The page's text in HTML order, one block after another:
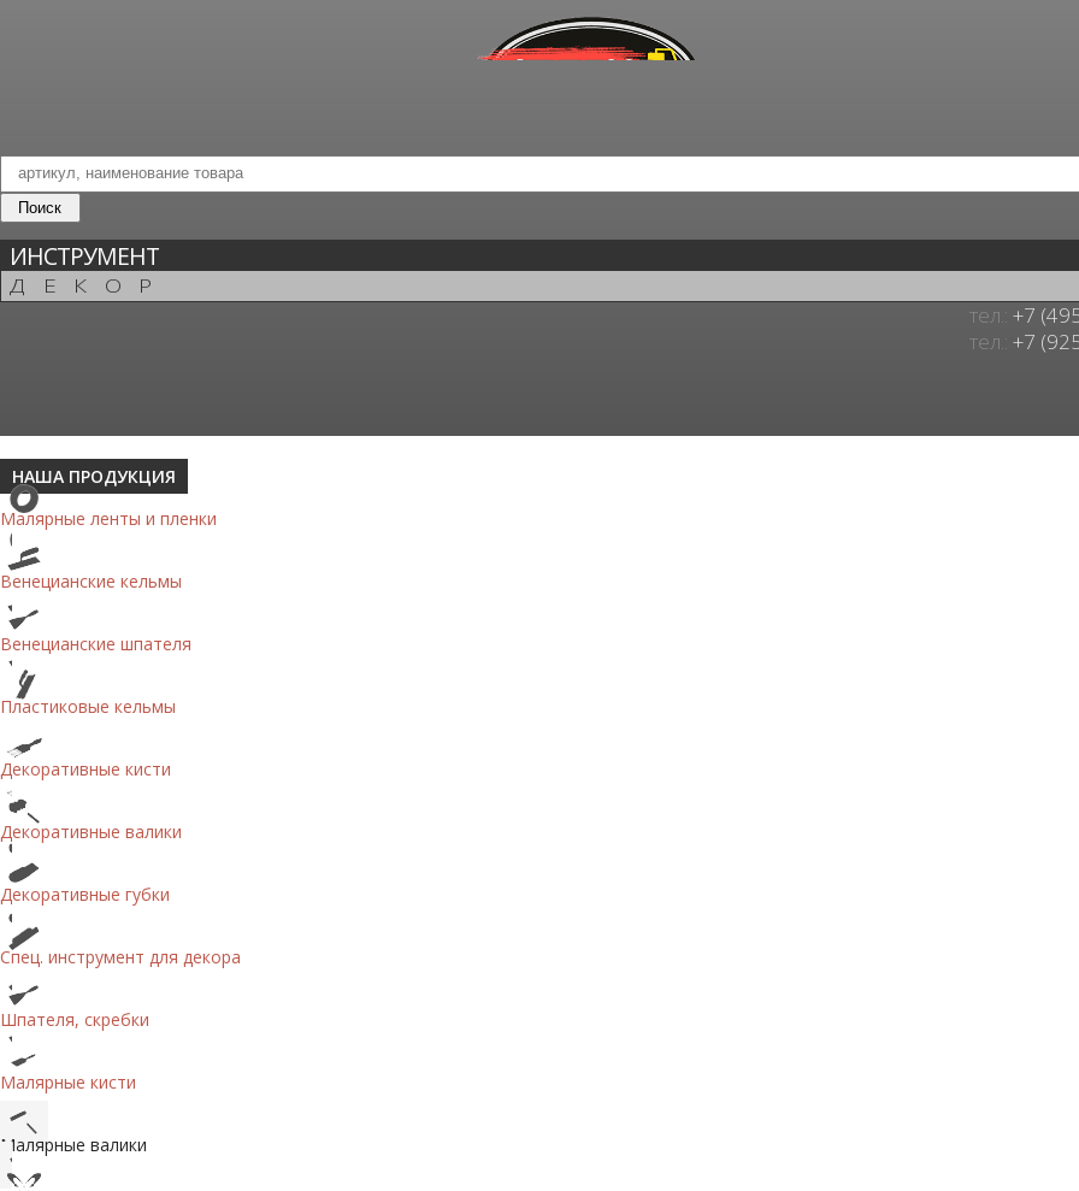
ИНСТРУМЕНТ
ДЕКОР
тел.: +7
тел.: +7
НАША ПРОДУКЦИЯ
Малярные ленты и пленки
Венецианские кельмы
Венецианские шпателя
Пластиковые кельмы
Декоративные кисти
Декоративные валики
Декоративные губки
Спец. инструмент для декора
Шпателя, скребки
Малярные кисти
Малярные валики